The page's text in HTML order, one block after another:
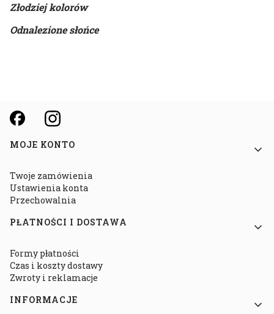
Złodziej kolorów
Odnalezione słońce
Linki w stopce
MOJE KONTO
Twoje zamówienia
Ustawienia konta
Przechowalnia
PŁATNOŚCI I DOSTAWA
Formy płatności
Czas i koszty dostawy
Zwroty i reklamacje
INFORMACJE